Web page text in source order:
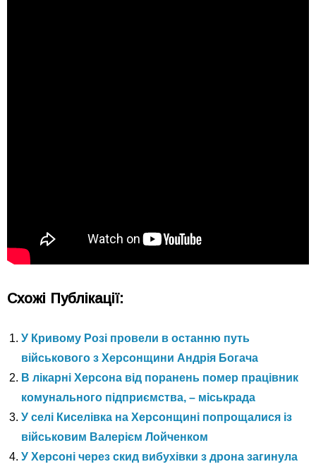
Схожі Публікації:
У Кривому Розі провели в останню путь
військового з Херсонщини Андрія Богача
В лікарні Херсона від поранень помер працівник
комунального підприємства, – міськрада
У селі Киселівка на Херсонщині попрощалися із
військовим Валерієм Лойченком
У Херсоні через скид вибухівки з дрона загинула